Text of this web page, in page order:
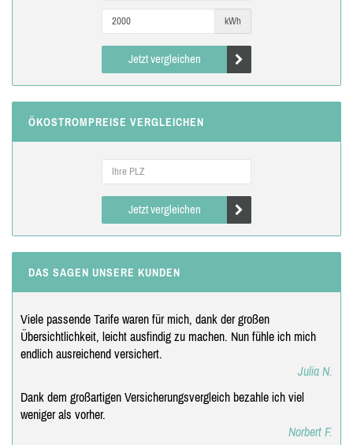
kWh
Jetzt vergleichen
ÖKOSTROMPREISE VERGLEICHEN
Jetzt vergleichen
DAS SAGEN UNSERE KUNDEN
Viele passende Tarife waren für mich, dank der großen
Übersichtlichkeit, leicht ausfindig zu machen. Nun fühle ich mich
endlich ausreichend versichert.
Julia N.
Dank dem großartigen Versicherungsvergleich bezahle ich viel
weniger als vorher.
Norbert F.